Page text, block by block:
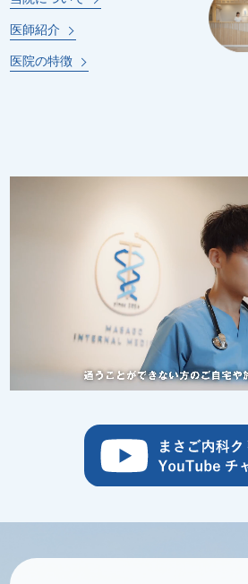
医師紹介
医院の特徴